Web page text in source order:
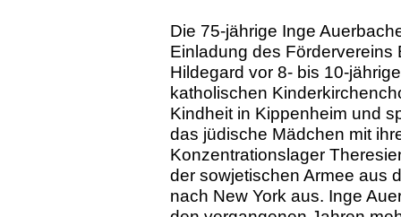
Die 75-jährige Inge
Einladung des Fördervereins
Hildegard vor 8- bis 10-
katholischen
Kindheit in Kippenheim und
das jüdische Mädchen mit
Konzentrationslager
der sowjetischen Armee aus
nach New York aus. Inge